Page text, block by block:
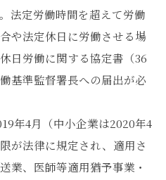
法定労働時間を超えて労働
や法定休⽇に労働させる場
日労働に関する協定書（36
基準監督署⻑への届出が必
年4月（中小企業は2020年4
が法律に規定され、適用さ
業、医師等適用猶予事業・